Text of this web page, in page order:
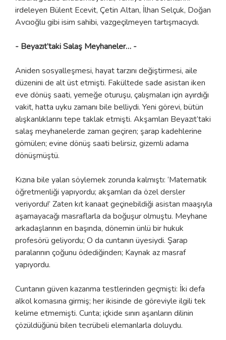
irdeleyen Bülent Ecevit, Çetin Altan, İlhan Selçuk, Doğan
Avcıoğlu gibi isim sahibi, vazgeçilmeyen tartışmacıydı.
- Beyazıt’taki Salaş Meyhaneler… -
Aniden sosyalleşmesi, hayat tarzını değiştirmesi, aile
düzenini de alt üst etmişti. Fakültede sade asistan iken
eve dönüş saati, yemeğe oturuşu, çalışmaları için ayırdığı
vakit, hatta uyku zamanı bile belliydi. Yeni görevi, bütün
alışkanlıklarını tepe taklak etmişti. Akşamları Beyazıt’taki
salaş meyhanelerde zaman geçiren; şarap kadehlerine
gömülen; evine dönüş saati belirsiz, gizemli adama
dönüşmüştü.
Kızına bile yalan söylemek zorunda kalmıştı: ‘Matematik
öğretmenliği yapıyordu; akşamları da özel dersler
veriyordu!’ Zaten kıt kanaat geçinebildiği asistan maaşıyla
aşamayacağı masraflarla da boğuşur olmuştu. Meyhane
arkadaşlarının en başında, dönemin ünlü bir hukuk
profesörü geliyordu; O da cuntanın üyesiydi. Şarap
paralarının çoğunu ödediğinden; Kaynak az masraf
yapıyordu.
Cuntanın güven kazanma testlerinden geçmişti: İki defa
alkol komasına girmiş; her ikisinde de göreviyle ilgili tek
kelime etmemişti. Cunta; içkide sınırı aşanların dilinin
çözüldüğünü bilen tecrübeli elemanlarla doluydu.